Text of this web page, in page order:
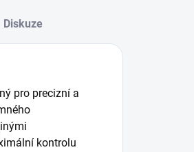
Diskuze
pro precizní a
kontrolu